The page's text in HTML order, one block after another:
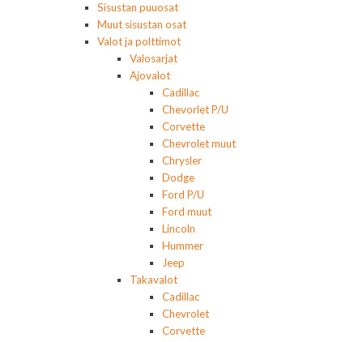
Sisustan puuosat
Muut sisustan osat
Valot ja polttimot
Valosarjat
Ajovalot
Cadillac
Chevorlet P/U
Corvette
Chevrolet muut
Chrysler
Dodge
Ford P/U
Ford muut
Lincoln
Hummer
Jeep
Takavalot
Cadillac
Chevrolet
Corvette